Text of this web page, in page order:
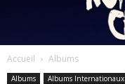
Accueil Albums
Albums Albums Internationaux